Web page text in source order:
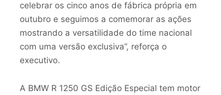
celebrar os cinco anos de fábrica própria em
outubro e seguimos a comemorar as ações
mostrando a versatilidade do time nacional
com uma versão exclusiva”, reforça o
executivo.
A BMW R 1250 GS Edição Especial tem motor